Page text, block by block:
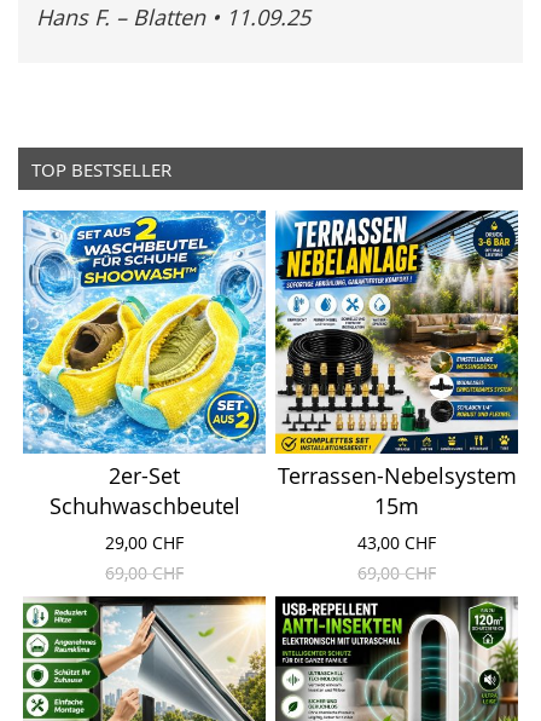
Hans F. – Blatten • 11.09.25
TOP BESTSELLER
2er-Set
Schuhwaschbeutel
29,00 CHF
69,00 CHF
Terrassen-Nebelsystem
15m
43,00 CHF
69,00 CHF